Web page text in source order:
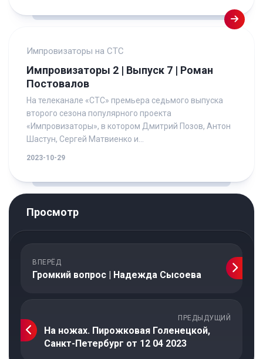
Импровизаторы на СТС
Импровизаторы 2 | Выпуск 7 | Роман
Постовалов
На телеканале «СТС» премьера седьмого выпуска
второго сезона популярного проекта
«Импровизаторы», в котором Дмитрий Позов, Антон
Шастун, Сергей Матвиенко и...
2023-10-29
Просмотр
ВПЕРЁД
Громкий вопрос | Надежда Сысоева
ПРЕДЫДУЩИЙ
На ножах. Пирожковая Голенецкой,
Санкт-Петербург от 12 04 2023